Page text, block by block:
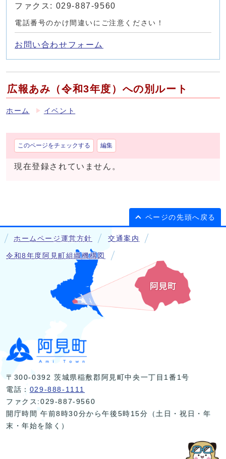
ファクス: 029-887-9560
電話番号のかけ間違いにご注意ください！
お問い合わせフォーム
広報あみ（令和3年度）への別ルート
ホーム イベント
このページをチェックする 編集
現在登録されていません。
ページの先頭へ戻る
ホームページ運営方針 交通案内
令和8年度阿見町組織機構図
〒300-0392 茨城県稲敷郡阿見町中央一丁目1番1号
電話： 029-888-1111
ファクス:029-887-9560
開庁時間 午前8時30分から午後5時15分（土日・祝日・年
末・年始を除く）